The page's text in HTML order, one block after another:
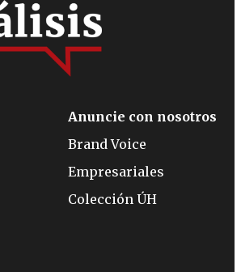
Anuncie con nosotros
Brand Voice
Empresariales
Colección ÚH